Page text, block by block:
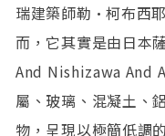
瑞建築師勒·柯布西
而，它其實是由日本
And Nishizawa And
屬、玻璃、混凝土、
物，呈現以極簡低調